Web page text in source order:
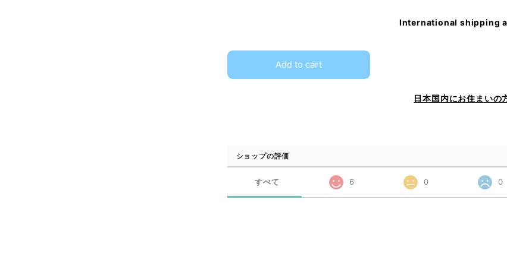
International shipping
Add to cart
日本国内にお住まいの
ショップの評価
すべて 6 0 0